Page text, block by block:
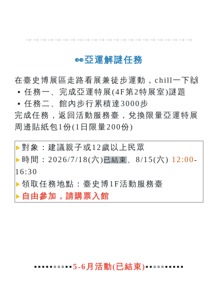
⇝⇝⇝⇝⇝⇝⇝⇝⇝⇝⇝⇝⇝⇝⇝⇝⇝⇝⇝⇝⇝⇝⇝
👀亞運解謎任務
在臺史博展區走路看展兼徒步運動，chill一下🙌
▪ 任務一、完成亞運特展(4F第2特展室)謎題
▪ 任務二、館內步行累積達3000步
完成任務，返回活動服務臺，兌換限量亞運特展
周邊貼紙包1份(1日限量200份)
▶︎ 對象：建議親子或12歲以上民眾
▶︎ 時間：2026/7/18(六) 已結束 、8/15(六) 12:00-
16:30
▶︎ 領取任務地點：臺史博1F活動服務臺
▶︎ 自由參加，請購票入館
▪▪▪▪▪▫▫▫▪▪5-6月活動(已結束)▪▪▫▫▫▪▪▪▪▪